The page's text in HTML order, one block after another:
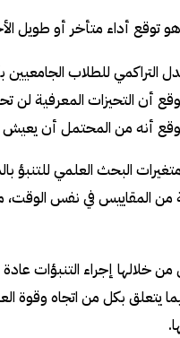
أداء متأخر أو طويل
التراكمي للطلاب
أن التحيزات المعرفية لن
أنه من المحتمل أن يعيش
البحث العلمي للتنبؤ
في نفس الوقت،
من خلالها إجراء التنبؤات
يتعلق بكل من اتجاه وقوة